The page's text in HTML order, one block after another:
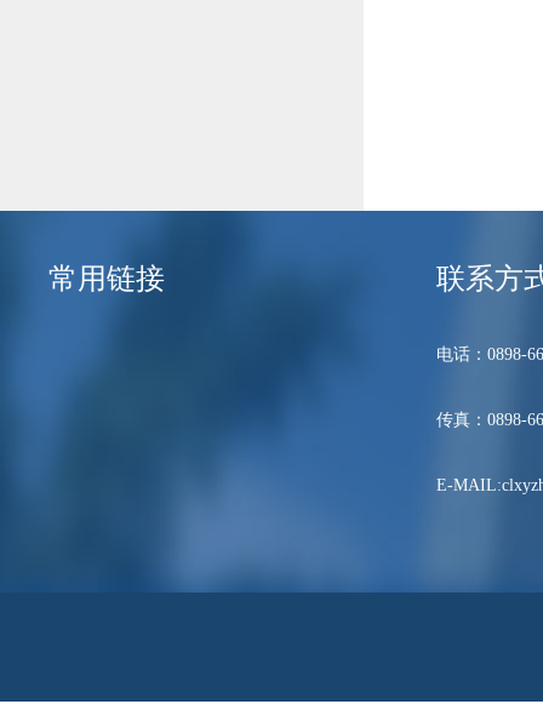
常用链接 联系方
电话：0898-
传真：0898-
E-